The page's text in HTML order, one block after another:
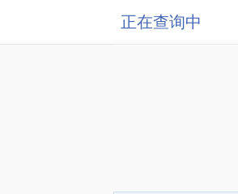
正在查询中